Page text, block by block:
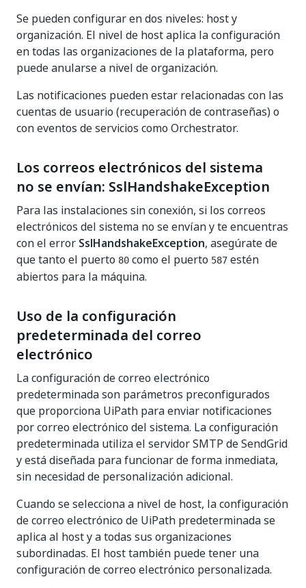
Se pueden configurar en dos niveles: host y
organización. El nivel de host aplica la configuración
en todas las organizaciones de la plataforma, pero
puede anularse a nivel de organización.
Las notificaciones pueden estar relacionadas con las
cuentas de usuario (recuperación de contraseñas) o
con eventos de servicios como Orchestrator.
Los correos electrónicos del sistema
no se envían: SslHandshakeException
Para las instalaciones sin conexión, si los correos
electrónicos del sistema no se envían y te encuentras
con el error SslHandshakeException, asegúrate de
que tanto el puerto 80 como el puerto 587 estén
abiertos para la máquina.
Uso de la configuración
predeterminada del correo
electrónico
La configuración de correo electrónico
predeterminada son parámetros preconfigurados
que proporciona UiPath para enviar notificaciones
por correo electrónico del sistema. La configuración
predeterminada utiliza el servidor SMTP de SendGrid
y está diseñada para funcionar de forma inmediata,
sin necesidad de personalización adicional.
Cuando se selecciona a nivel de host, la configuración
de correo electrónico de UiPath predeterminada se
aplica al host y a todas sus organizaciones
subordinadas. El host también puede tener una
configuración de correo electrónico personalizada.